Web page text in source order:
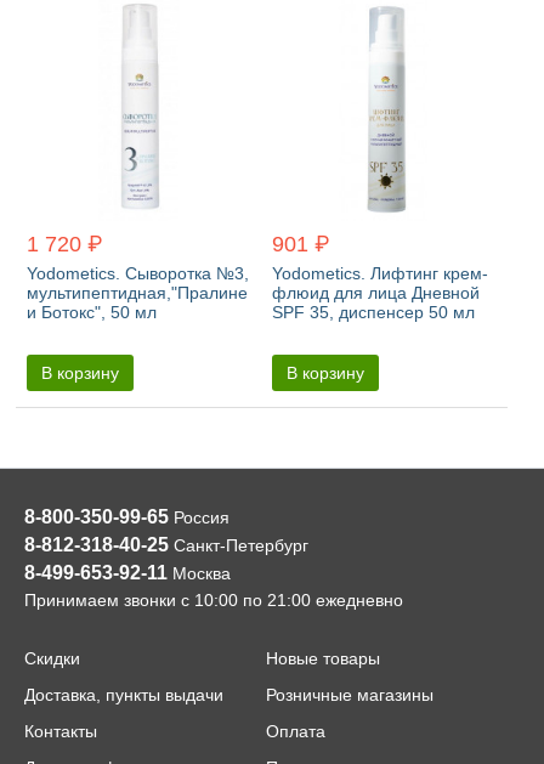
1 720 ₽
Yodometics. Сыворотка №3,
мультипептидная,"Пралине
и Ботокс", 50 мл
В корзину
901 ₽
Yodometics. Лифтинг крем-
флюид для лица Дневной
SPF 35, диспенсер 50 мл
В корзину
8-800-350-99-65 Россия
8-812-318-40-25 Санкт-Петербург
8-499-653-92-11 Москва
Принимаем звонки с 10:00 по 21:00 ежедневно
Скидки
Новые товары
Доставка, пункты выдачи
Розничные магазины
Контакты
Оплата